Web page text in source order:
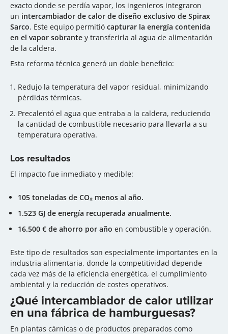
exacto donde se perdía vapor, los ingenieros integraron
un intercambiador de calor de diseño exclusivo de Spirax
Sarco. Este equipo permitió capturar la energía contenida
en el vapor sobrante y transferirla al agua de alimentación
de la caldera.
Esta reforma técnica generó un doble beneficio:
Redujo la temperatura del vapor residual, minimizando
pérdidas térmicas.
Precalentó el agua que entraba a la caldera, reduciendo
la cantidad de combustible necesario para llevarla a su
temperatura operativa.
Los resultados
El impacto fue inmediato y medible:
105 toneladas de CO₂ menos al año.
1.523 GJ de energía recuperada anualmente.
16.500 € de ahorro por año en combustible y operación.
Este tipo de resultados son especialmente importantes en la
industria alimentaria, donde la competitividad depende
cada vez más de la eficiencia energética, el cumplimiento
ambiental y la reducción de costes operativos.
¿Qué intercambiador de calor utilizar
en una fábrica de hamburguesas?
En plantas cárnicas o de productos preparados como